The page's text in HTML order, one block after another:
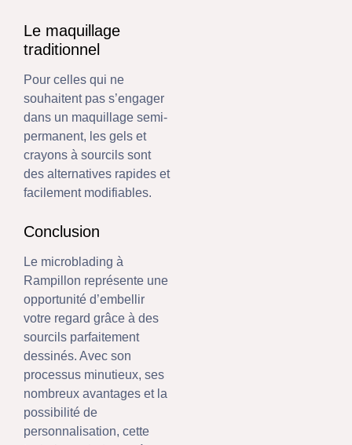
Le maquillage
traditionnel
Pour celles qui ne
souhaitent pas s’engager
dans un maquillage semi-
permanent, les gels et
crayons à sourcils sont
des alternatives rapides et
facilement modifiables.
Conclusion
Le microblading à
Rampillon représente une
opportunité d’embellir
votre regard grâce à des
sourcils parfaitement
dessinés. Avec son
processus minutieux, ses
nombreux avantages et la
possibilité de
personnalisation, cette